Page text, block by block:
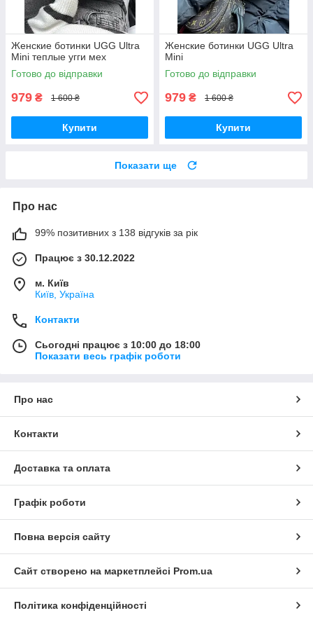
Женские ботинки UGG Ultra
Mini теплые угги мех
Готово до відправки
979 ₴ 1 600 ₴
Купити
Женские ботинки UGG Ultra
Mini
Готово до відправки
979 ₴ 1 600 ₴
Купити
Показати ще
Про нас
99% позитивних з 138 відгуків за рік
Працює з 30.12.2022
м. Київ
Київ, Україна
Контакти
Сьогодні працює з 10:00 до 18:00
Показати весь графік роботи
Про нас
Контакти
Доставка та оплата
Графік роботи
Повна версія сайту
Сайт створено на маркетплейсі Prom.ua
Політика конфіденційності